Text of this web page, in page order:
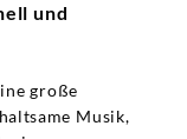
und
große
Musik,